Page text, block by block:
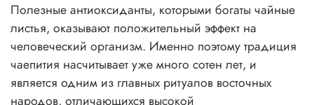
Полезные антиоксиданты, которыми богаты чайные
листья, оказывают положительный эффект на
человеческий организм. Именно поэтому традиция
чаепития насчитывает уже много сотен лет, и
является одним из главных ритуалов восточных
народов, отличающихся высокой